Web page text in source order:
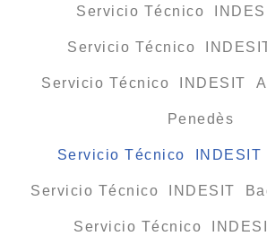
Servicio Técnico
Servicio Técnico
Servicio Técnico INDESIT
Penedès
Servicio Técnico INDESIT
Servicio Técnico INDESIT
Servicio Técnico